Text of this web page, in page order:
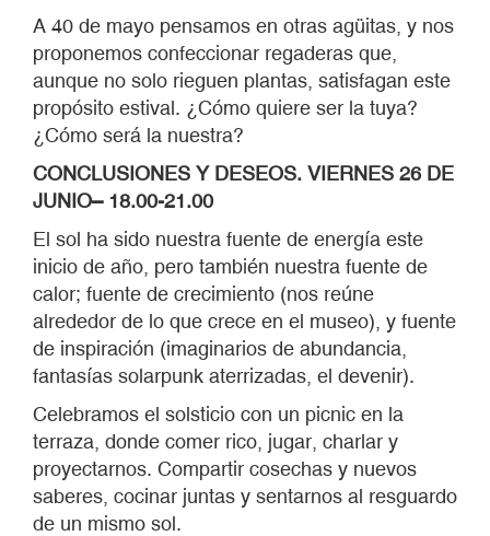
A 40 de mayo pensamos en otras agüitas, y nos
proponemos confeccionar regaderas que,
aunque no solo rieguen plantas, satisfagan este
propósito estival. ¿Cómo quiere ser la tuya?
¿Cómo será la nuestra?
CONCLUSIONES Y DESEOS. VIERNES 26 DE
JUNIO– 18.00-21.00
El sol ha sido nuestra fuente de energía este
inicio de año, pero también nuestra fuente de
calor; fuente de crecimiento (nos reúne
alrededor de lo que crece en el museo), y fuente
de inspiración (imaginarios de abundancia,
fantasías solarpunk aterrizadas, el devenir).
Celebramos el solsticio con un picnic en la
terraza, donde comer rico, jugar, charlar y
proyectarnos. Compartir cosechas y nuevos
saberes, cocinar juntas y sentarnos al resguardo
de un mismo sol.